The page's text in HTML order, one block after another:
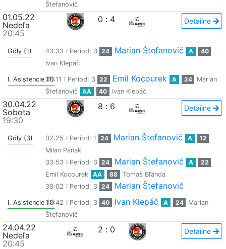
Štefanovič
01.05.22
Nedeľa
20:45
0 : 4 Detailne
Góly (1) 43:33 I Period: 3 24 Marian Štefanovič A
40
Ivan Klepáč
I. Asistencie (1)36:11 I Period: 3 22 Emil Kocourek A 24
Marian
Štefanovič
AA 40 Ivan Klepáč
30.04.22
Sobota
19:30
8 : 6 Detailne
Góly (3) 02:25 I Period: 1 24 Marian Štefanovič A
12
Milan Paňak
33:53 I Period: 3 24 Marian Štefanovič A
22
Emil Kocourek
AA 88
Tomáš Bľanda
38:02 I Period: 3 24 Marian Štefanovič
I. Asistencie (1)38:42 I Period: 3 40 Ivan Klepáč A 24
Marian
Štefanovič
24.04.22
Nedeľa
20:45
2 : 0 Detailne